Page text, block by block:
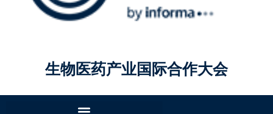
生物医药产业国际合作大会